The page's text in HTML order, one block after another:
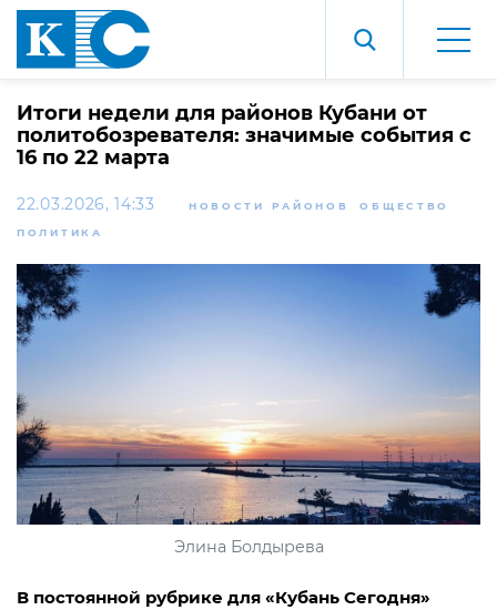
Итоги недели для районов Кубани от
политобозревателя: значимые события с
16 по 22 марта
22.03.2026, 14:33 НОВОСТИ РАЙОНОВ ОБЩЕСТВО
ПОЛИТИКА
Элина Болдырева
В постоянной рубрике для «Кубань Сегодня»